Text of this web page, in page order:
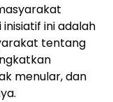
ini adalah
tentang
menular, dan